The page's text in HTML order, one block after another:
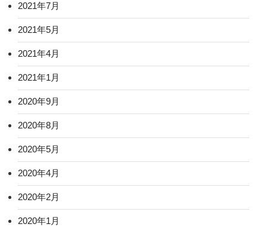
2021年7月
2021年5月
2021年4月
2021年1月
2020年9月
2020年8月
2020年5月
2020年4月
2020年2月
2020年1月